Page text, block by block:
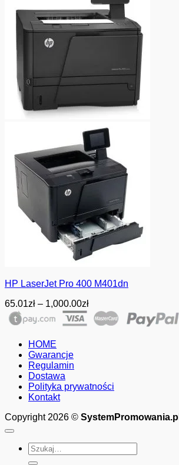
HP LaserJet Pro 400 M401dn
65.01zł – 1,000.00złZakres
cen:
od
HOME
Gwarancje
Regulamin
Dostawa
Polityka prywatności
Kontakt
Copyright 2026 © SystemPromowania.pl
Szukaj: